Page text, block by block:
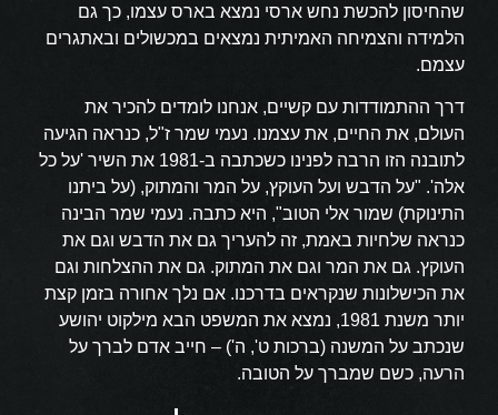
שהחיסון להכשת נחש ארסי נמצא בארס עצמו, כך גם
הלמידה והצמיחה האמיתית נמצאים במכשולים ובאתגרים
עצמם.
דרך ההתמודדות עם קשיים, אנחנו לומדים להכיר את
העולם, את החיים, את עצמנו. נעמי שמר ז"ל, כנראה הגיעה
לתובנה הזו הרבה לפנינו כשכתבה ב-1981 את השיר 'על כל
אלה'. "על הדבש ועל העוקץ, על המר והמתוק, (על ביתנו
התינוקת) שמור אלי הטוב", היא כתבה. נעמי שמר הבינה
כנראה שלחיות באמת, זה להעריך גם את הדבש וגם את
העוקץ. גם את המר וגם את המתוק. גם את ההצלחות וגם
את הכישלונות שנקראים בדרכנו. אם נלך אחורה בזמן קצת
יותר משנת 1981, נמצא את המשפט הבא מילקוט יהושע
שנכתב על המשנה (ברכות ט', ה') – חייב אדם לברך על
הרעה, כשם שמברך על הטובה.